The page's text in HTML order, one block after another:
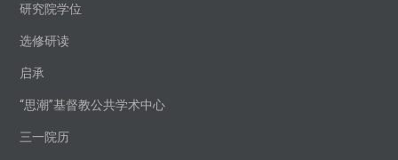
研究院学位
选修研读
启承
“思潮”基督教公共学术中心
三一院历